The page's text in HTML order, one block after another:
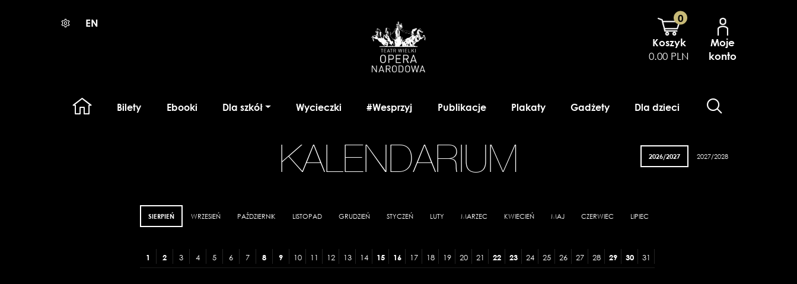
EN
0
Koszyk
0.00 PLN
Moje
konto
Bilety Ebooki Dla szkół Wycieczki #Wesprzyj Publikacje Plakaty Gadżety Dla dzieci
KALENDARIUM 2026/2027 2027/2028
SIERPIEŃ WRZESIEŃ PAŹDZIERNIK LISTOPAD GRUDZIEŃ STYCZEŃ LUTY MARZEC KWIECIEŃ MAJ CZERWIEC LIPIEC
1 2 3 4 5 6 7 8 9 10 11 12 13 14 15 16 17 18 19 20 21 22 23 24 25 26 27 28 29 30 31